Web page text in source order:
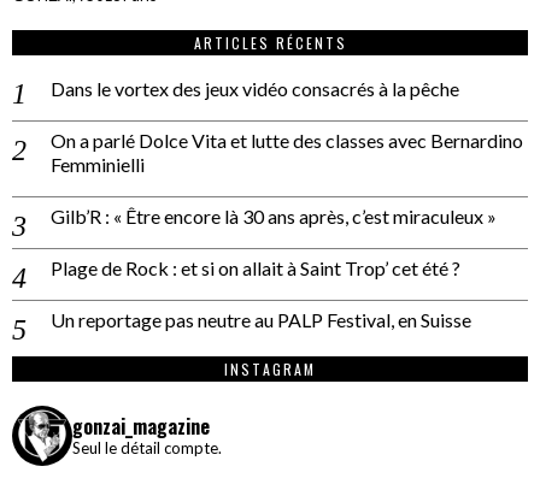
ARTICLES RÉCENTS
Dans le vortex des jeux vidéo consacrés à la pêche
On a parlé Dolce Vita et lutte des classes avec Bernardino
Femminielli
Gilb’R : « Être encore là 30 ans après, c’est miraculeux »
Plage de Rock : et si on allait à Saint Trop’ cet été ?
Un reportage pas neutre au PALP Festival, en Suisse
INSTAGRAM
gonzai_magazine
Seul le détail compte.